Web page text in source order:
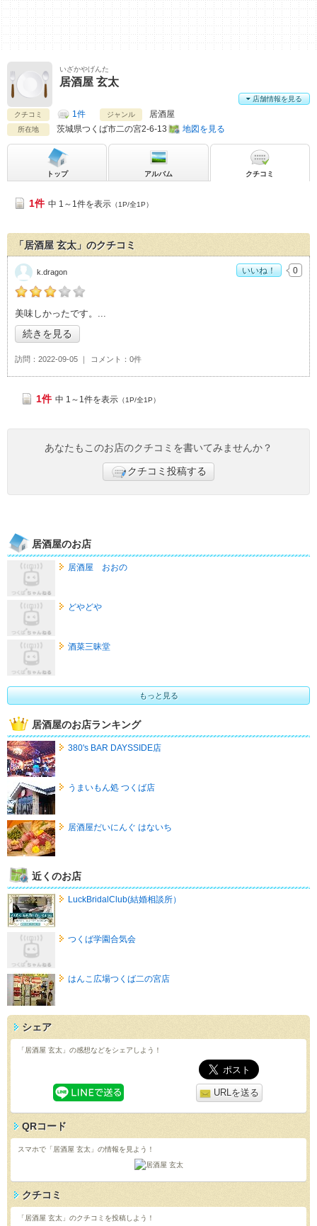
いざかやげんた
居酒屋 玄太
クチコミ 1件 ジャンル 居酒屋
所在地 茨城県つくば市二の宮2-6-13 地図を見る
店舗情報を見る
トップ アルバム クチコミ
1件 中 1～1件を表示 （1P/全1P）
「居酒屋 玄太」のクチコミ
k.dragonの「居酒屋 玄太>」おすすめ度：
美味しかったです。
続きを見る
訪問 2022-09-05 コメント 0件
k.dragon いいね！ 0
1件 中 1～1件を表示 （1P/全1P）
あなたもこのお店のクチコミを書いてみませんか？
クチコミ投稿する
居酒屋のお店
居酒屋 おおの
どやどや
酒菜三昧堂
もっと見る
居酒屋のお店ランキング
380's BAR DAYSSIDE店
うまいもん処 つくば店
居酒屋だいにんぐ はないち
近くのお店
LuckBridalClub(結婚相談所）
つくば学園合気会
はんこ広場つくば二の宮店
シェア
「居酒屋 玄太」の感想などをシェアしよう！
URLを送る
QRコード
スマホで「居酒屋 玄太」の情報を見よう！
クチコミ
「居酒屋 玄太」のクチコミを投稿しよう！